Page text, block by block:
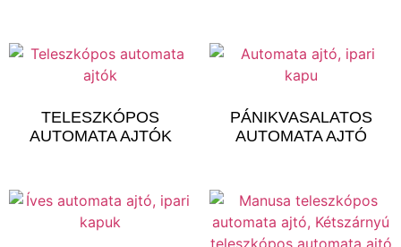
TELESZKÓPOS
AUTOMATA AJTÓK
PÁNIKVASALATOS
AUTOMATA AJTÓ